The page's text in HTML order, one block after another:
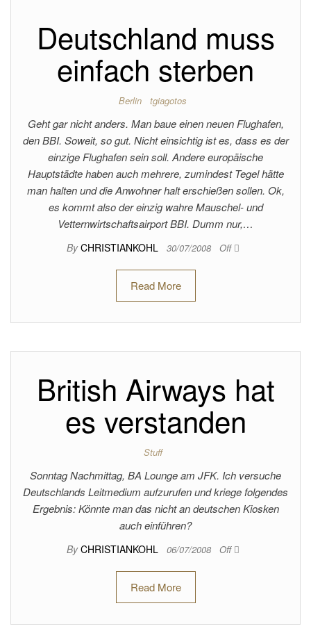
Deutschland muss
einfach sterben
Berlin tgiagotos
Geht gar nicht anders. Man baue einen neuen Flughafen,
den BBI. Soweit, so gut. Nicht einsichtig ist es, dass es der
einzige Flughafen sein soll. Andere europäische
Hauptstädte haben auch mehrere, zumindest Tegel hätte
man halten und die Anwohner halt erschießen sollen. Ok,
es kommt also der einzig wahre Mauschel- und
Vetternwirtschaftsairport BBI. Dumm nur,…
By CHRISTIANKOHL 30/07/2008 Off
Read More
British Airways hat
es verstanden
Stuff
Sonntag Nachmittag, BA Lounge am JFK. Ich versuche
Deutschlands Leitmedium aufzurufen und kriege folgendes
Ergebnis: Könnte man das nicht an deutschen Kiosken
auch einführen?
By CHRISTIANKOHL 06/07/2008 Off
Read More